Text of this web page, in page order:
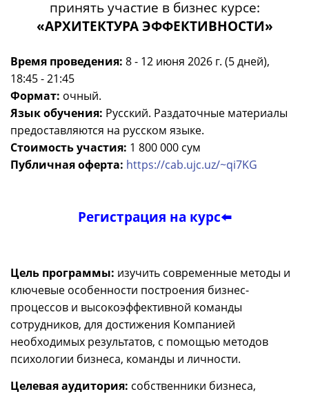
принять участие в бизнес курсе:
«АРХИТЕКТУРА ЭФФЕКТИВНОСТИ»
Время проведения: 8 - 12 июня 2026 г. (5 дней),
18:45 - 21:45
Формат: очный.
Язык обучения: Русский. Раздаточные материалы
предоставляются на русском языке.
Стоимость участия: 1 800 000 сум
Публичная оферта: https://cab.ujc.uz/~qi7KG
Регистрация на курс⬅️
Цель программы: изучить современные методы и
ключевые особенности построения бизнес-
процессов и высокоэффективной команды
сотрудников, для достижения Компанией
необходимых результатов, с помощью методов
психологии бизнеса, команды и личности.
Целевая аудитория: собственники бизнеса,